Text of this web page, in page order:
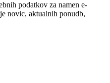
podatkov za namen e-
novic, aktualnih ponudb,